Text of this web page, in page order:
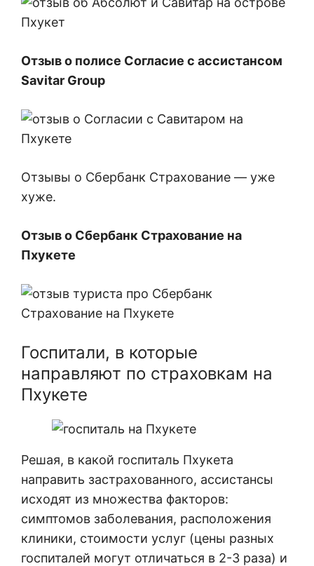
Отзыв о полисе Согласие с ассистансом
Savitar Group
Отзывы о Сбербанк Страхование — уже
хуже.
Отзыв о Сбербанк Страхование на
Пхукете
Госпитали, в которые
направляют по страховкам на
Пхукете
Решая, в какой госпиталь Пхукета
направить застрахованного, ассистансы
исходят из множества факторов:
симптомов заболевания, расположения
клиники, стоимости услуг (цены разных
госпиталей могут отличаться в 2-3 раза) и